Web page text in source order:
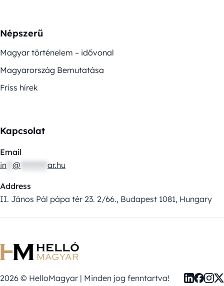
Népszerű
Magyar történelem – idővonal
Magyarország Bemutatása
Friss hírek
Kapcsolat
Email
in @ ar.hu
Address
II. János Pál pápa tér 23. 2/66., Budapest 1081, Hungary
2026 © HelloMagyar | Minden jog fenntartva!